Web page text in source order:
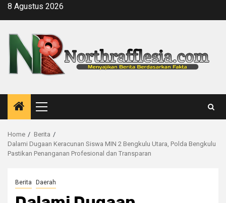
Skip8 Agustus 2026
Primary
Menu
Home
Berita
Dalami Dugaan Keracunan Siswa MIN 2 Bengkulu Utara, Polda Bengkulu
Pastikan Penanganan Profesional dan Transparan
Berita Daerah